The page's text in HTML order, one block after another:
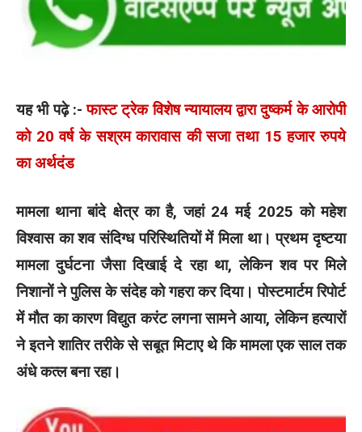
यह भी पढ़े :-फास्ट ट्रेक विशेष न्यायालय द्वारा दुष्कर्म के आरोपी
को 20 वर्ष के सश्रम कारावास की सजा तथा 15 हजार रुपये
का अर्थदंड
मामला थाना बांदे क्षेत्र का है, जहां 24 मई 2025 को महेश
विश्वास का शव संदिग्ध परिस्थितियों में मिला था। प्रथम दृष्टया
मामला दुर्घटना जैसा दिखाई दे रहा था, लेकिन शव पर मिले
निशानों ने पुलिस के संदेह को गहरा कर दिया। पोस्टमार्टम रिपोर्ट
में मौत का कारण विद्युत करंट लगना सामने आया, लेकिन हत्यारों
ने इतने शातिर तरीके से सबूत मिटाए थे कि मामला एक साल तक
अंधे कत्ल बना रहा।